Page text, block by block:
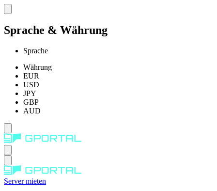
Sprache & Währung
Sprache
Währung
EUR
USD
JPY
GBP
AUD
Server mieten